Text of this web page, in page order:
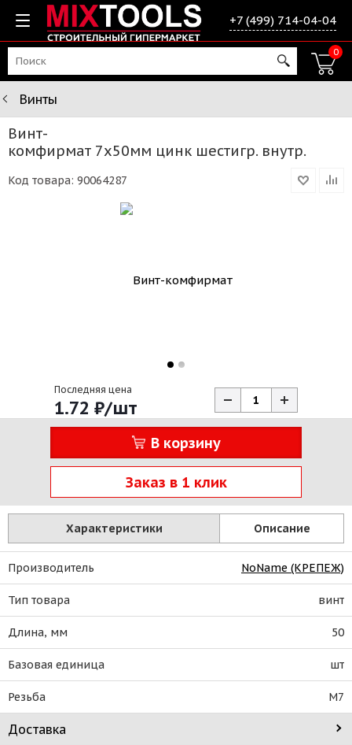
+7 (499) 714-04-04
0
Винты
Винт-
комфирмат 7х50мм цинк шестигр. внутр.
Код товара: 90064287
Последняя цена
1.72 ₽/шт
В корзину
Заказ в 1 клик
Характеристики Описание
Производитель NoName (КРЕПЕЖ)
Тип товара винт
Длина, мм 50
Базовая единица шт
Резьба М7
Доставка